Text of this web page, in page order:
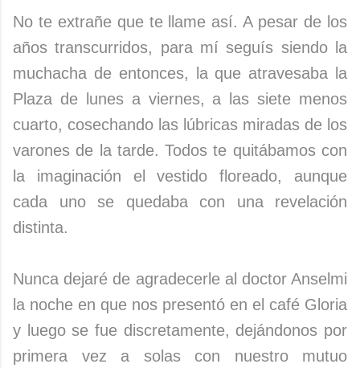
No te extrañe que te llame así. A pesar de los
años transcurridos, para mí seguís siendo la
muchacha de entonces, la que atravesaba la
Plaza de lunes a viernes, a las siete menos
cuarto, cosechando las lúbricas miradas de los
varones de la tarde. Todos te quitábamos con
la imaginación el vestido floreado, aunque
cada uno se quedaba con una revelación
distinta.
Nunca dejaré de agradecerle al doctor Anselmi
la noche en que nos presentó en el café Gloria
y luego se fue discretamente, dejándonos por
primera vez a solas con nuestro mutuo